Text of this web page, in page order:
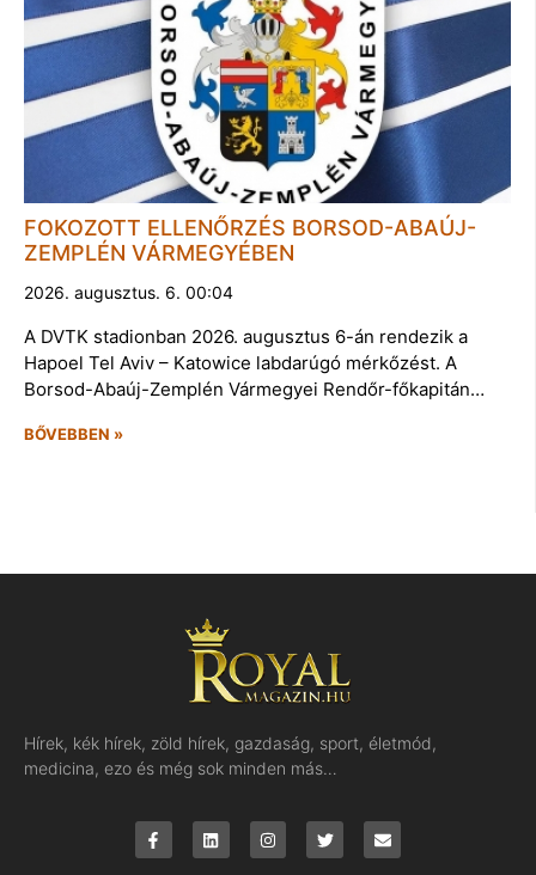
FOKOZOTT ELLENŐRZÉS BORSOD-ABAÚJ-
ZEMPLÉN VÁRMEGYÉBEN
2026. augusztus. 6. 00:04
A DVTK stadionban 2026. augusztus 6-án rendezik a
Hapoel Tel Aviv – Katowice labdarúgó mérkőzést. A
Borsod-Abaúj-Zemplén Vármegyei Rendőr-főkapitán…
BŐVEBBEN »
Hírek, kék hírek, zöld hírek, gazdaság, sport, életmód,
medicina, ezo és még sok minden más…